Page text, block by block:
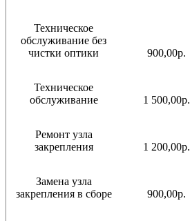
Техническое
обслуживание без
чистки оптики
900,00р.
Техническое
обслуживание
1 500,00р.
Ремонт узла
закрепления
1 200,00р.
Замена узла
закрепления в сборе
900,00р.